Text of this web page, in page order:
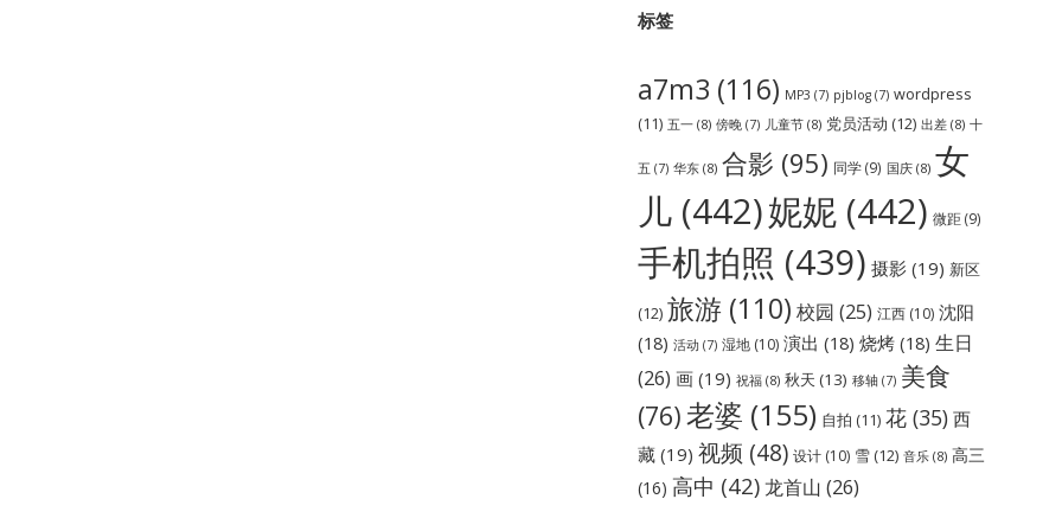
标签
a7m3 (116) MP3 (7) pjblog(7) wordpress
(11) 五一(8) 傍晚(7) 儿童节(8) 党员活动 (12) 出差(8) 十
五 (7) 华东(8) 合影 (95) 同学(9) 国庆(8) 女
儿(442)妮妮(442) 微距(9)
手机拍照 (439) 摄影(19) 新区
(12) 旅游(110) 校园 (25) 江西(10) 沈阳
(18) 活动 (7) 湿地(10) 演出 (18) 烧烤(18) 生日
(26) 画(19) 祝福(8) 秋天 (13) 移轴(7) 美食
(76)老婆 (155) 自拍 (11) 花(35) 西
藏(19) 视频 (48) 设计(10) 雪(12) 音乐(8) 高三
(16) 高中 (42)龙首山 (26)